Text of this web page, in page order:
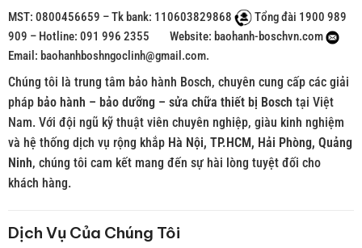
MST: 0800456659 – Tk bank: 110603829868
Tổng đài 1900 989
909 – Hotline: 091 996 2355
Website: baohanh-boschvn.com
Email: baohanhboshngoclinh@gmail.com.
Chúng tôi là trung tâm bảo hành Bosch, chuyên cung cấp các giải
pháp bảo hành – bảo dưỡng – sửa chữa thiết bị Bosch tại Việt
Nam. Với đội ngũ kỹ thuật viên chuyên nghiệp, giàu kinh nghiệm
và hệ thống dịch vụ rộng khắp Hà Nội, TP.HCM, Hải Phòng, Quảng
Ninh, chúng tôi cam kết mang đến sự hài lòng tuyệt đối cho
khách hàng.
Dịch Vụ Của Chúng Tôi